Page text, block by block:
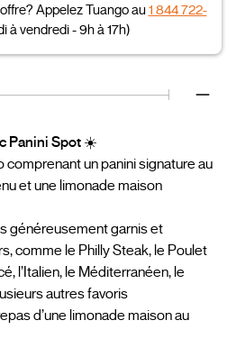
Appelez Tuango au1 844 722-
à vendredi - 9h à 17h)
Panini Spot ☀️
comprenant un panini signature au
et une limonade maison
généreusement garnis et
comme le Philly Steak, le Poulet
l’Italien, le Méditerranéen, le
autres favoris
d’une limonade maison au